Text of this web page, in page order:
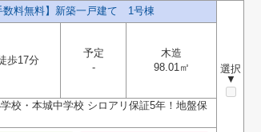
数料無料】新築一戸建て 1号棟
選択
▼
歩17分
予定
-
木造
98.01㎡
・本城中学校 シロアリ保証5年！地盤保